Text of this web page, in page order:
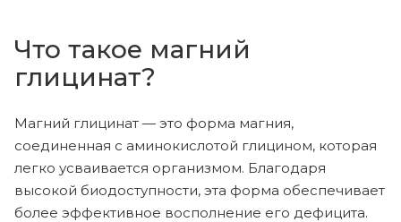
Что такое магний
глицинат?
Магний глицинат — это форма магния,
соединенная с аминокислотой глицином, которая
легко усваивается организмом. Благодаря
высокой биодоступности, эта форма обеспечивает
более эффективное восполнение его дефицита.